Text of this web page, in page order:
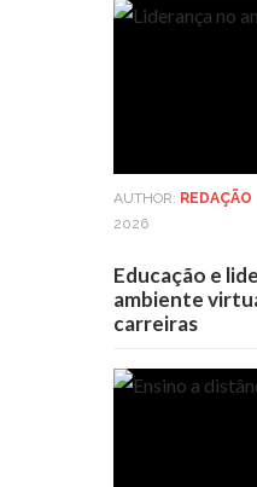
AUTHOR: REDAÇÃO
2026
Educação e
ambiente
carreiras